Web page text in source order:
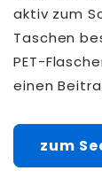
aktiv zum
Taschen
PET-
einen
zum